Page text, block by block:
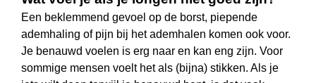
Een beklemmend gevoel op de borst, piepende
ademhaling of pijn bij het ademhalen komen ook voor.
Je benauwd voelen is erg naar en kan eng zijn. Voor
sommige mensen voelt het als (bijna) stikken. Als je